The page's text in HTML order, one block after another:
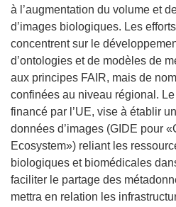
à l’augmentation du volume et
d’images biologiques. Les
concentrent sur le
d’ontologies et de modèles de
aux principes FAIR, mais de
confinées au niveau régional.
financé par l’UE, vise à établir
données d’images (GIDE pour
Ecosystem») reliant les
biologiques et biomédicales
faciliter le partage des
mettra en relation les